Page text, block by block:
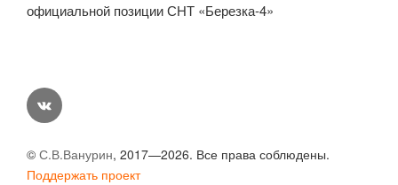
официальной позиции СНТ «Березка-4»
vk
© С.В.Ванурин, 2017—2026. Все права соблюдены.
Поддержать проект